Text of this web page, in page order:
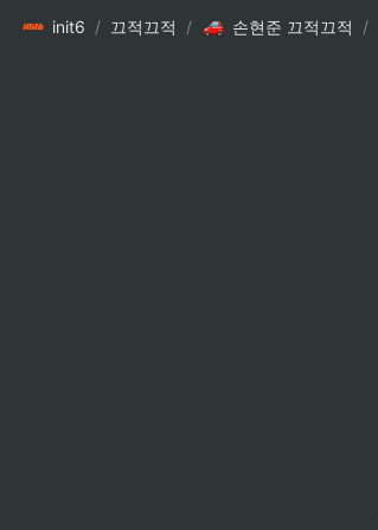
init6 / 끄적끄적 / 손현준 끄적끄적 /